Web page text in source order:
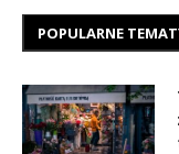
POPULARNE